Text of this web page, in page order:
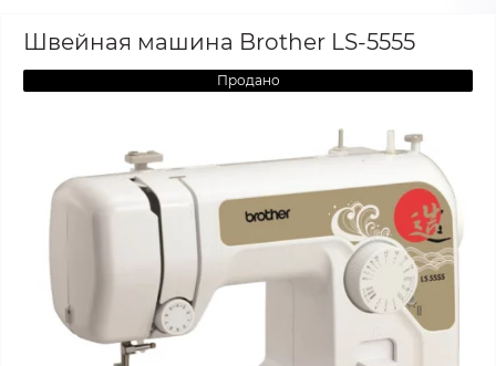
Швейная машина Brother LS-5555
Продано